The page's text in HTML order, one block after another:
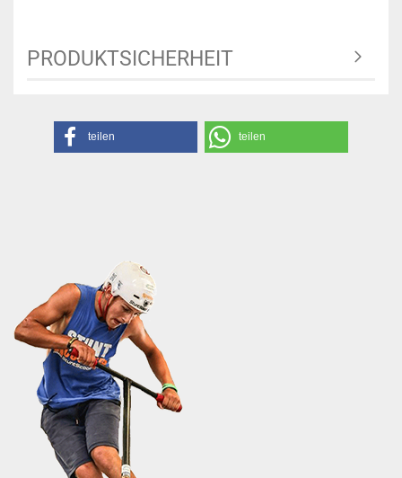
PRODUKTSICHERHEIT
teilen teilen